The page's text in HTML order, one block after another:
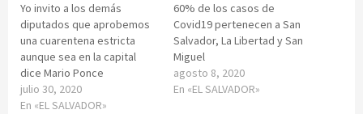
Yo invito a los demás
diputados que aprobemos
una cuarentena estricta
aunque sea en la capital
dice Mario Ponce
julio 30, 2020
En «EL SALVADOR»
60% de los casos de
Covid19 pertenecen a San
Salvador, La Libertad y San
Miguel
agosto 8, 2020
En «EL SALVADOR»